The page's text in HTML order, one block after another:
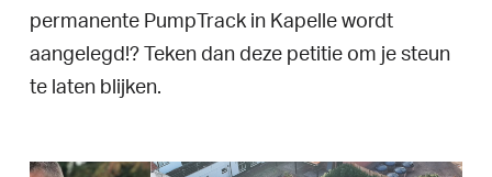
permanente PumpTrack in Kapelle wordt
aangelegd!? Teken dan deze petitie om je steun
te laten blijken.